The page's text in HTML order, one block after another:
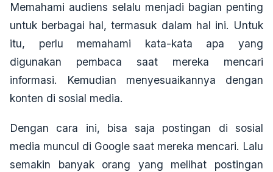
Memahami audiens selalu menjadi bagian penting
untuk berbagai hal, termasuk dalam hal ini. Untuk
itu, perlu memahami kata-kata apa yang
digunakan pembaca saat mereka mencari
informasi. Kemudian menyesuaikannya dengan
konten di sosial media.
Dengan cara ini, bisa saja postingan di sosial
media muncul di Google saat mereka mencari. Lalu
semakin banyak orang yang melihat postingan